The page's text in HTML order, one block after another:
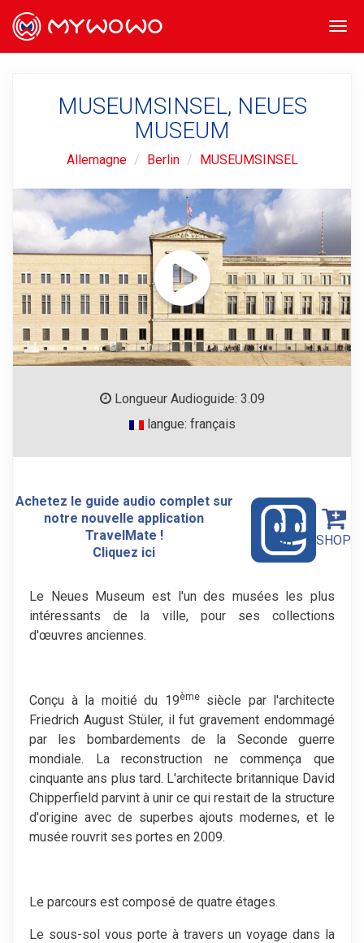
MUSEUMSINSEL, NEUES
MUSEUM
Allemagne Berlin MUSEUMSINSEL
Longueur Audioguide: 3.09
langue: français
Achetez le guide audio complet sur
notre nouvelle application
TravelMate !
Cliquez ici
SHOP
Le Neues Museum est l'un des musées les plus
intéressants de la ville, pour ses collections
d'œuvres anciennes.
Conçu à la moitié du 19èmesiècle par l'architecte
Friedrich August Stüler, il fut gravement endommagé
par les bombardements de la Seconde guerre
mondiale. La reconstruction ne commença que
cinquante ans plus tard. L'architecte britannique David
Chipperfield parvint à unir ce qui restait de la structure
d'origine avec de superbes ajouts modernes, et le
musée rouvrit ses portes en 2009.
Le parcours est composé de quatre étages.
Le sous-sol vous porte à travers un voyage dans la